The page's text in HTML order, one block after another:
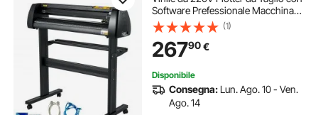
Software Prefessionale Macchina
con Supporto
(1)
26790€
Disponibile
Consegna: Lun. Ago. 10 - Ven.
Ago. 14